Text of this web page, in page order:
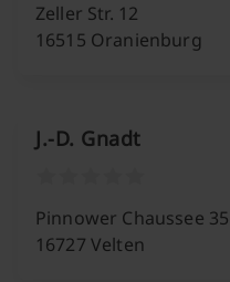
Zeller Str. 12
16515 Oranienburg
J.-D. Gnadt
Pinnower Chaussee 35
16727 Velten